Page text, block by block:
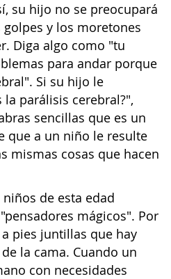
su hijo no se preocupará
y los moretones
Diga algo como "tu
para andar porque
Si su hijo le
la parálisis cerebral?",
sencillas que es un
que a un niño le resulte
mismas cosas que hacen
niños de esta edad
mágicos". Por
pies juntillas que hay
la cama. Cuando un
con necesidades